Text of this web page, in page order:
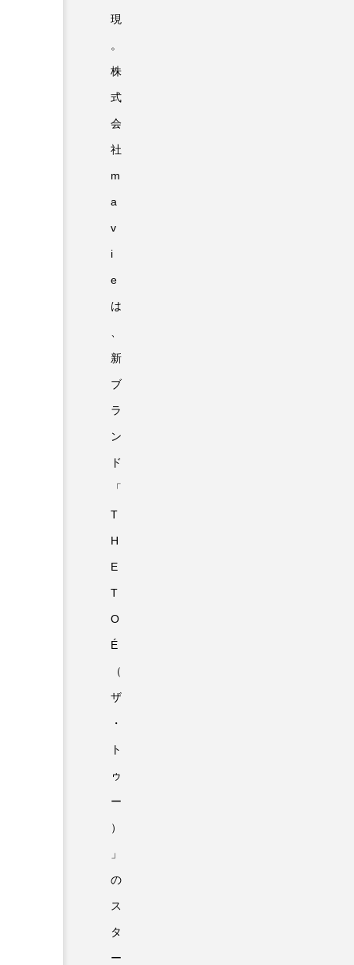
現
。
株
式
会
社
m
a
v
i
e
は
新
ブ
ラ
ン
ド
「
T
H
E
T
O
É
（
ザ
・
ト
ゥ
ー
）
」
の
ス
タ
ー